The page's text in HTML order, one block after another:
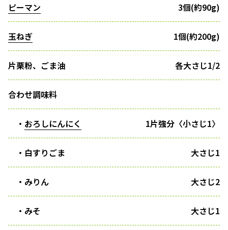
ピーマン 3個(約90g)
玉ねぎ 1個(約200g)
片栗粉、ごま油 各大さじ1/2
合わせ調味料
・ おろしにんにく 1片強分〈小さじ1〉
・白すりごま 大さじ1
・みりん 大さじ2
・みそ 大さじ1